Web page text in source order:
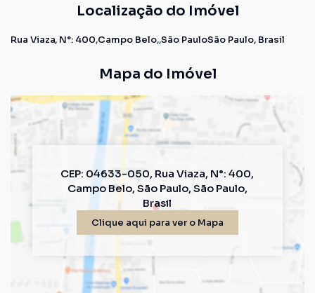
Localização do Imóvel
Rua Viaza, N°: 400 Campo Belo São PauloSão Paulo, Brasil
Mapa do Imóvel
CEP: 04633-050, Rua Viaza, N°: 400,
Campo Belo, São Paulo, São Paulo,
Brasil
Clique aqui para ver o Mapa